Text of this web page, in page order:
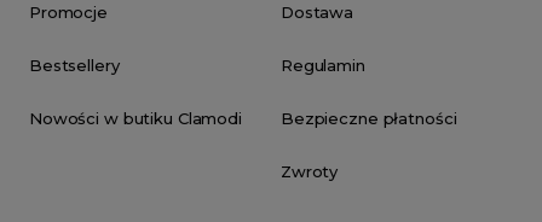
Promocje
Bestsellery
Nowości w butiku Clamodi
Dostawa
Regulamin
Bezpieczne płatności
Zwroty